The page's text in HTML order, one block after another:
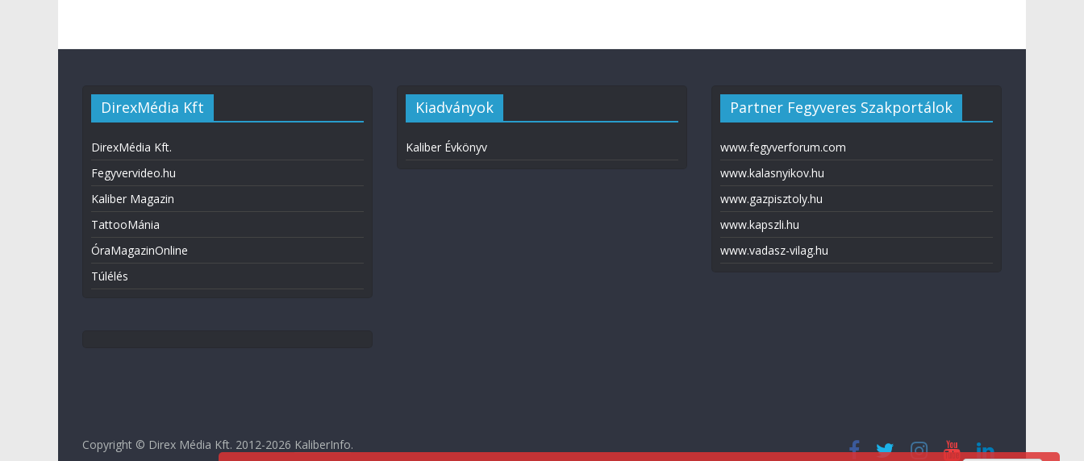
DirexMédia Kft
DirexMédia Kft.
Fegyvervideo.hu
Kaliber Magazin
TattooMánia
ÓraMagazinOnline
Túlélés
Kiadványok
Kaliber Évkönyv
Partner Fegyveres Szakportálok
www.fegyverforum.com
www.kalasnyikov.hu
www.gazpisztoly.hu
www.kapszli.hu
www.vadasz-vilag.hu
Copyright © Direx Média Kft. 2012-2026 KaliberInfo.